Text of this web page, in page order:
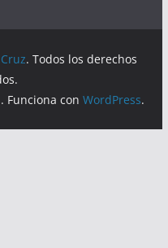
. Todos los derechos
Funciona conWordPress.